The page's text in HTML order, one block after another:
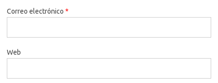
Correo electrónico *
Web